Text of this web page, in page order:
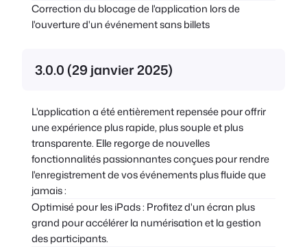
Correction du blocage de l'application lors de
l'ouverture d'un événement sans billets
3.0.0 (29 janvier 2025)
L'application a été entièrement repensée pour offrir
une expérience plus rapide, plus souple et plus
transparente. Elle regorge de nouvelles
fonctionnalités passionnantes conçues pour rendre
l'enregistrement de vos événements plus fluide que
jamais :
Optimisé pour les iPads : Profitez d'un écran plus
grand pour accélérer la numérisation et la gestion
des participants.